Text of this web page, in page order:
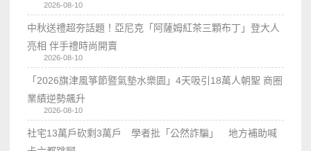
2026-08-10
中秋送禮超夯話題！亞尼克「阿薩姆紅茶三顆布丁」登大人
亮相 伴手禮時尚開賣
2026-08-10
「2026旗津風箏節暨氣墊水樂園」4天吸引18萬人朝聖 商圈
業績逆勢飆升
2026-08-10
社宅13萬戶砍剩3萬戶 學者批「公然詐騙」 地方補助喊